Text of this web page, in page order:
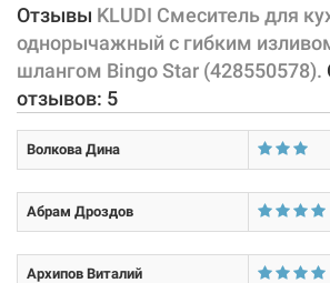
крепление, подводки.
Высота данной модели 37,5 см. Данная
каскадным аэратором 24x1. Класс расхода
картридж оснащен ограничителем горячей
обратного тока воды. Излив представлен в
Характеристики и конфигурация изделия, а
внесенные производителем изменения,
не несет.
Отзывы KLUDI Смеситель для
однорычажный с гибким
шлангом Bingo Star (428550578).
отзывов: 5
Волкова Дина
Абрам Дроздов
Архипов Виталий